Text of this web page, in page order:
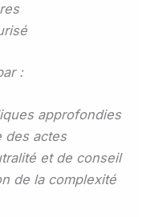
:
approfondies
des actes
et de conseil
de la complexité